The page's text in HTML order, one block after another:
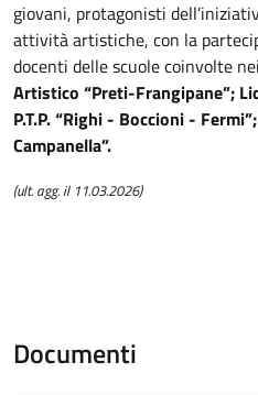
giovani, protagonisti
attività artistiche, con la
docenti delle scuole coinvolte
Artistico “Preti-Frangipane”;
P.T.P. “Righi - Boccioni -
Campanella”.
(ult. agg. il 11.03.2026)
Documenti